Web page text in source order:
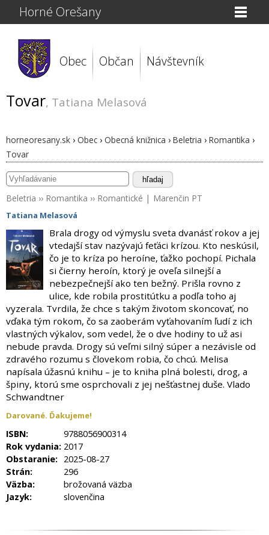
Horné Orešany
Obec Občan Návštevník
Tovar, Tatiana Melasová
horneoresany.sk › Obec › Obecná knižnica › Beletria › Romantika ›
Tovar
hľadaj
Beletria ›› Romantika ›› Romantické | Marenčin PT
Tatiana Melasová
Brala drogy od výmyslu sveta dvanásť rokov a jej
vtedajší stav nazývajú feťáci krízou. Kto neskúsil,
čo je to kríza po heroíne, ťažko pochopí. Pichala
si čierny heroín, ktorý je oveľa silnejší a
nebezpečnejší ako ten bežný. Prišla rovno z
ulice, kde robila prostitútku a podľa toho aj
vyzerala. Tvrdila, že chce s takým životom skoncovať, no
vďaka tým rokom, čo sa zaoberám vyťahovaním ľudí z ich
vlastných výkalov, som vedel, že o dve hodiny to už asi
nebude pravda. Drogy sú veľmi silný súper a nezávisle od
zdravého rozumu s človekom robia, čo chcú. Melisa
napísala úžasnú knihu – je to kniha plná bolesti, drog, a
špiny, ktorú sme osprchovali z jej nešťastnej duše. Vlado
Schwandtner
Darované. Ďakujeme!
ISBN:
9788056900314
Rok vydania: 2017
Obstaranie: 2025-08-27
Strán:
296
Väzba:
brožovaná väzba
Jazyk:
slovenčina